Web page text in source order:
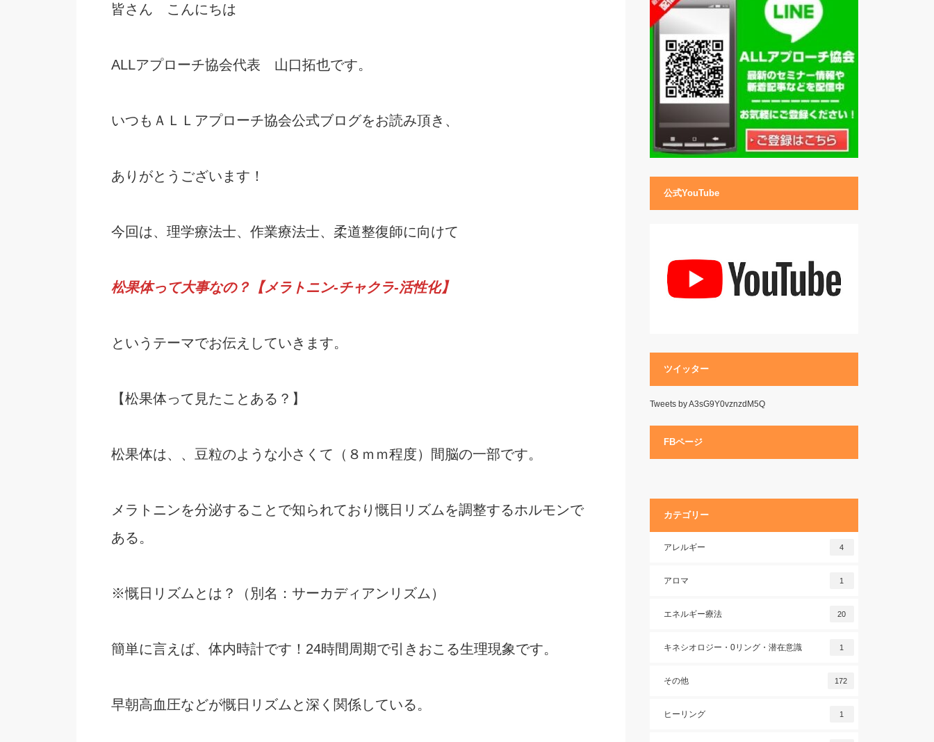
皆さん こんにちは
ALLアプローチ協会代表 山口拓也です。
いつもＡＬＬアプローチ協会公式ブログをお読み頂き、
ありがとうございます！
今回は、理学療法士、作業療法士、柔道整復師に向けて
松果体って大事なの？【メラトニン‐チャクラ‐活性化】
というテーマでお伝えしていきます。
【松果体って見たことある？】
松果体は、、豆粒のような小さくて（８ｍｍ程度）間脳の一部です。
メラトニンを分泌することで知られており慨日リズムを調整するホルモンで
ある。
※慨日リズムとは？（別名：サーカディアンリズム）
簡単に言えば、体内時計です！24時間周期で引きおこる生理現象です。
早朝高血圧などが慨日リズムと深く関係している。
公式YouTube
ツイッター
Tweets by A3sG9Y0vznzdM5Q
FBページ
カテゴリー
アレルギー 4
アロマ 1
エネルギー療法 20
キネシオロジー・0リング・潜在意識 1
その他 172
ヒーリング 1